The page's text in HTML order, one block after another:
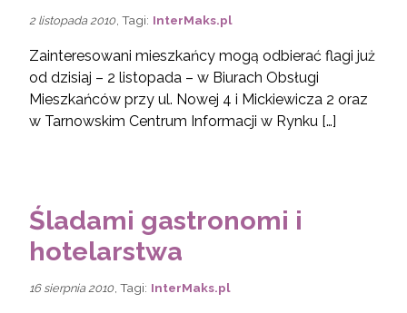
2 listopada 2010 , Tagi: InterMaks.pl
Zainteresowani mieszkańcy mogą odbierać flagi już
od dzisiaj – 2 listopada – w Biurach Obsługi
Mieszkańców przy ul. Nowej 4 i Mickiewicza 2 oraz
w Tarnowskim Centrum Informacji w Rynku […]
Śladami gastronomi i
hotelarstwa
16 sierpnia 2010 , Tagi: InterMaks.pl